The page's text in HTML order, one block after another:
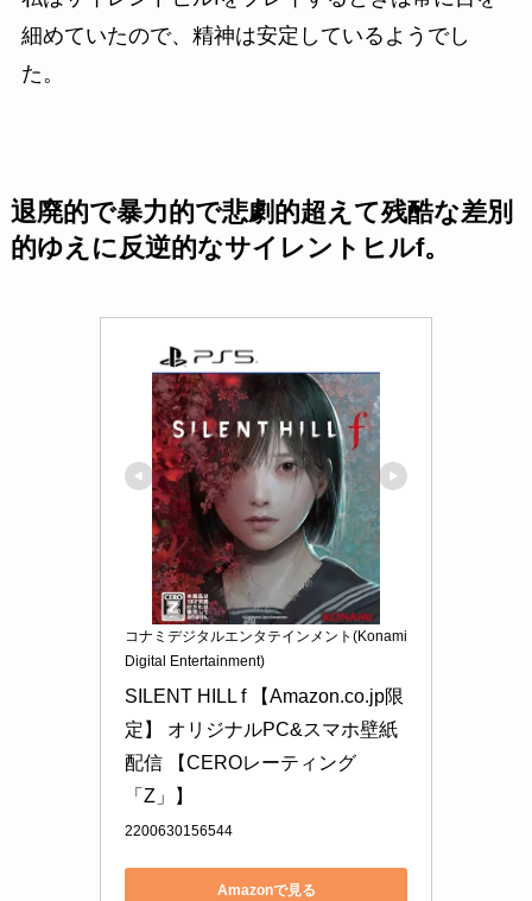
細めていたので、精神は安定しているようでし
た。
退廃的で暴力的で悲劇的超えて残酷な差別
的ゆえに反逆的なサイレントヒルf。
コナミデジタルエンタテインメント(Konami
Digital Entertainment)
SILENT HILL f 【Amazon.co.jp限
定】 オリジナルPC&スマホ壁紙
配信 【CEROレーティング
「Z」】
2200630156544
Amazonで見る